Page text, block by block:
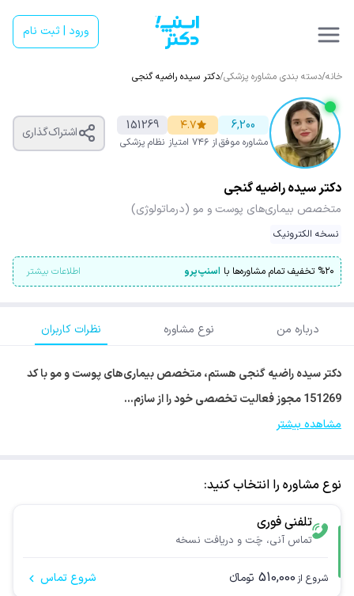
ورود | ثبت نام
خانه/دسته بندی مشاوره پزشکی/دکتر سیده راضیه گنجی
6,200
مشاوره موفق
۴.۷
از ۷۴۶ امتیاز
151269
نظام پزشکی
اشتراک‌گذاری
دکتر سیده راضیه گنجی
متخصص بیماری‌های پوست و مو (درماتولوژی)
نسخه الکترونیک
%۲۰ تخفیف تمام مشاوره‌ها با اسنپ‌پرو اطلاعات بیشتر
درباره من نوع مشاوره نظرات کاربران
دکتر سیده راضیه گنجی هستم، متخصص بیماری‌های پوست و مو با کد
151269 مجوز فعالیت تخصصی خود را از سازم…
مشاهده بیشتر
نوع مشاوره را انتخاب کنید:
تلفنی فوری
تماس آنی، چَت و دریافت نسخه
شروع از 510,000 تومانء شروع تماس